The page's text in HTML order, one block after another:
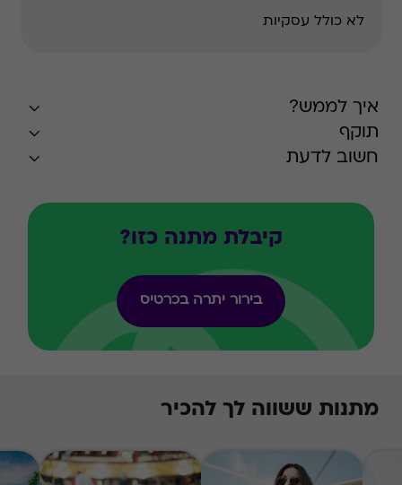
לא כולל עסקיות
איך לממש?
תוקף
חשוב לדעת
קיבלת מתנה כזו?
בירור יתרה בכרטיס
מתנות ששווה לך להכיר